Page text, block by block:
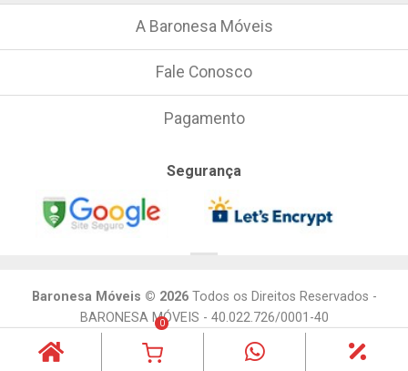
A Baronesa Móveis
Fale Conosco
Pagamento
Segurança
Baronesa Móveis © 2026Todos os Direitos Reservados -
BARONESA MÓVEIS - 40.022.726/0001-40
0